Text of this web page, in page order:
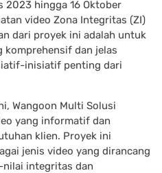
2023 hingga 16 Oktober
video Zona Integritas (ZI)
dari proyek ini adalah untuk
komprehensif dan jelas
inisiatif penting dari
Wangoon Multi Solusi
yang informatif dan
klien. Proyek ini
jenis video yang dirancang
integritas dan